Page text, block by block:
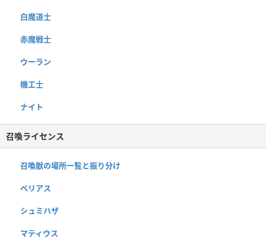
白魔道士
赤魔戦士
ウーラン
機工士
ナイト
召喚ライセンス
召喚獣の場所一覧と振り分け
ベリアス
シュミハザ
マティウス